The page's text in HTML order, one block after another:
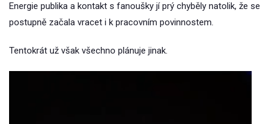
Energie publika a kontakt s fanoušky jí prý chyběly natolik, že se
postupně začala vracet i k pracovním povinnostem.
Tentokrát už však všechno plánuje jinak.